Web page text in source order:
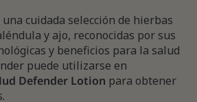
cuidada selección de hierbas
y ajo, reconocidas por sus
y beneficios para la salud
puede utilizarse en
Defender Lotion para obtener